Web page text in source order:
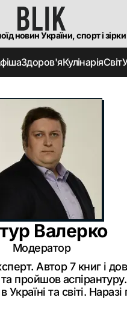
новин України, спорт і зірки
Здоров'яКулінаріяСвіт
Валерко
Модератор
Автор 7 книг і
пройшов
Україні та світі.